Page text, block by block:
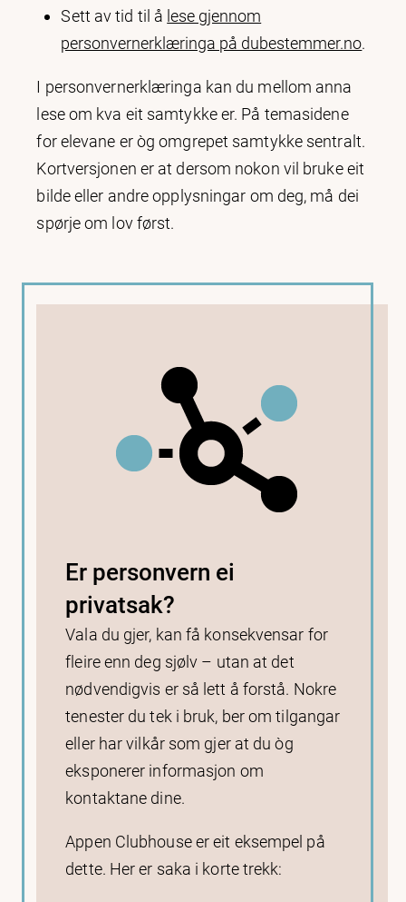
Sett av tid til å lese gjennom
personvernerklæringa på dubestemmer.no.
I personvernerklæringa kan du mellom anna
lese om kva eit samtykke er. På temasidene
for elevane er òg omgrepet samtykke sentralt.
Kortversjonen er at dersom nokon vil bruke eit
bilde eller andre opplysningar om deg, må dei
spørje om lov først.
Er personvern ei
privatsak?
Vala du gjer, kan få konsekvensar for
fleire enn deg sjølv – utan at det
nødvendigvis er så lett å forstå. Nokre
tenester du tek i bruk, ber om tilgangar
eller har vilkår som gjer at du òg
eksponerer informasjon om
kontaktane dine.
Appen Clubhouse er eit eksempel på
dette. Her er saka i korte trekk: